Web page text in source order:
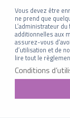
Vous devez être
ne prend que
L’administrateur
additionnelles aux
assurez-vous
d’utilisation et de
lire tout le
Conditions